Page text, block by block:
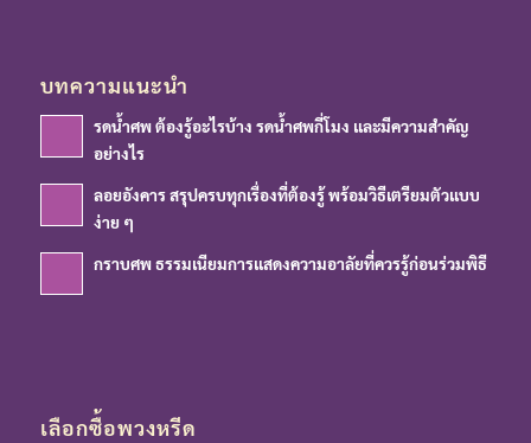
บทความแนะนำ
รดน้ำศพ ต้องรู้อะไรบ้าง รดน้ำศพกี่โมง และมีความสำคัญ
อย่างไร
ลอยอังคาร สรุปครบทุกเรื่องที่ต้องรู้ พร้อมวิธีเตรียมตัวแบบ
ง่าย ๆ
กราบศพ ธรรมเนียมการแสดงความอาลัยที่ควรรู้ก่อนร่วมพิธี
เลือกซื้อพวงหรีด